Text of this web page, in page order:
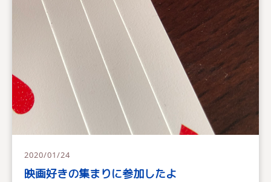
2020/01/24
映画好きの集まりに参加したよ